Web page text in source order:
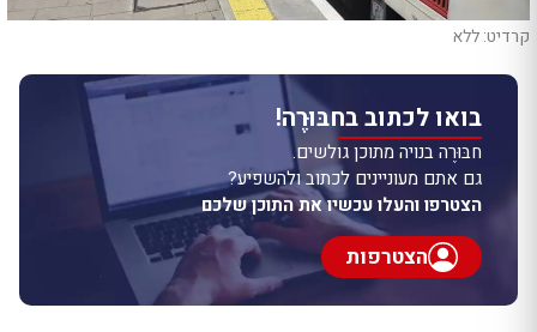
קרדיט: ללא
בואו לכתוב בחבּוּרֶה!
חבּוּרֶה בנויה מתוכן גולשים.
גם אתם מעוניינים לכתוב ולהשפיע?
הצטרפו והעלו עכשיו את התוכן שלכם
הצטרפות